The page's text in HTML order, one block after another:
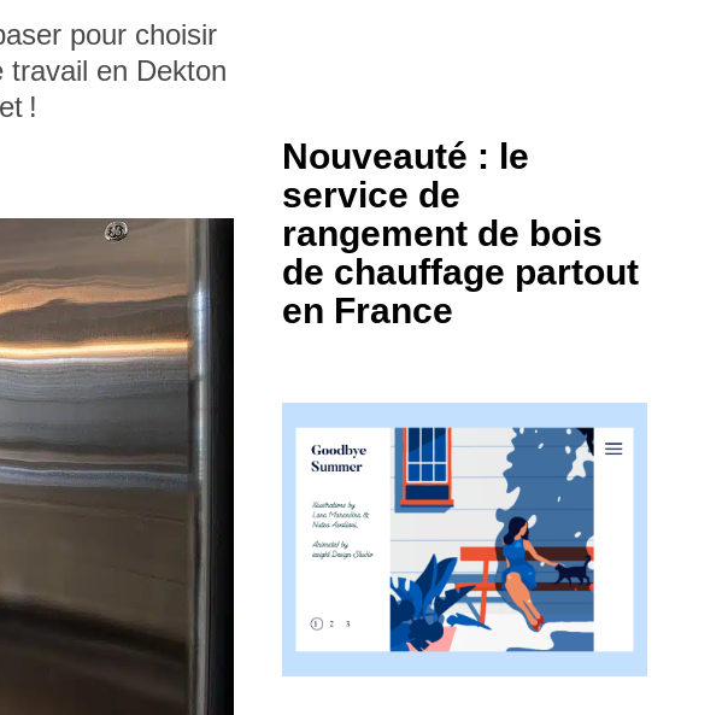
pour choisir
en Dekton
!
Nouveauté : le
service de
rangement de bois
de chauffage partout
en France